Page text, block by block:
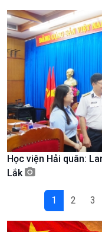
Podcast
Học viện Hải quân:
Lắk
1 2 3